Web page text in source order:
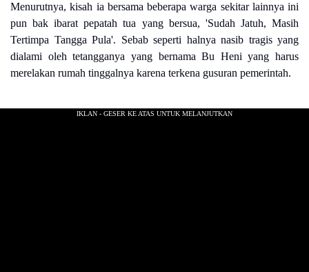
Menurutnya, kisah ia bersama beberapa warga sekitar lainnya ini
pun bak ibarat pepatah tua yang bersua, 'Sudah Jatuh, Masih
Tertimpa Tangga Pula'. Sebab seperti halnya nasib tragis yang
dialami oleh tetangganya yang bernama Bu Heni yang harus
merelakan rumah tinggalnya karena terkena gusuran pemerintah.